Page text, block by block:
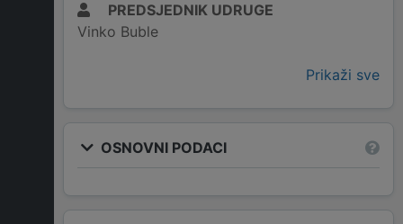
PREDSJEDNIK UDRUGE
Vinko Buble
Prikaži sve
OSNOVNI PODACI